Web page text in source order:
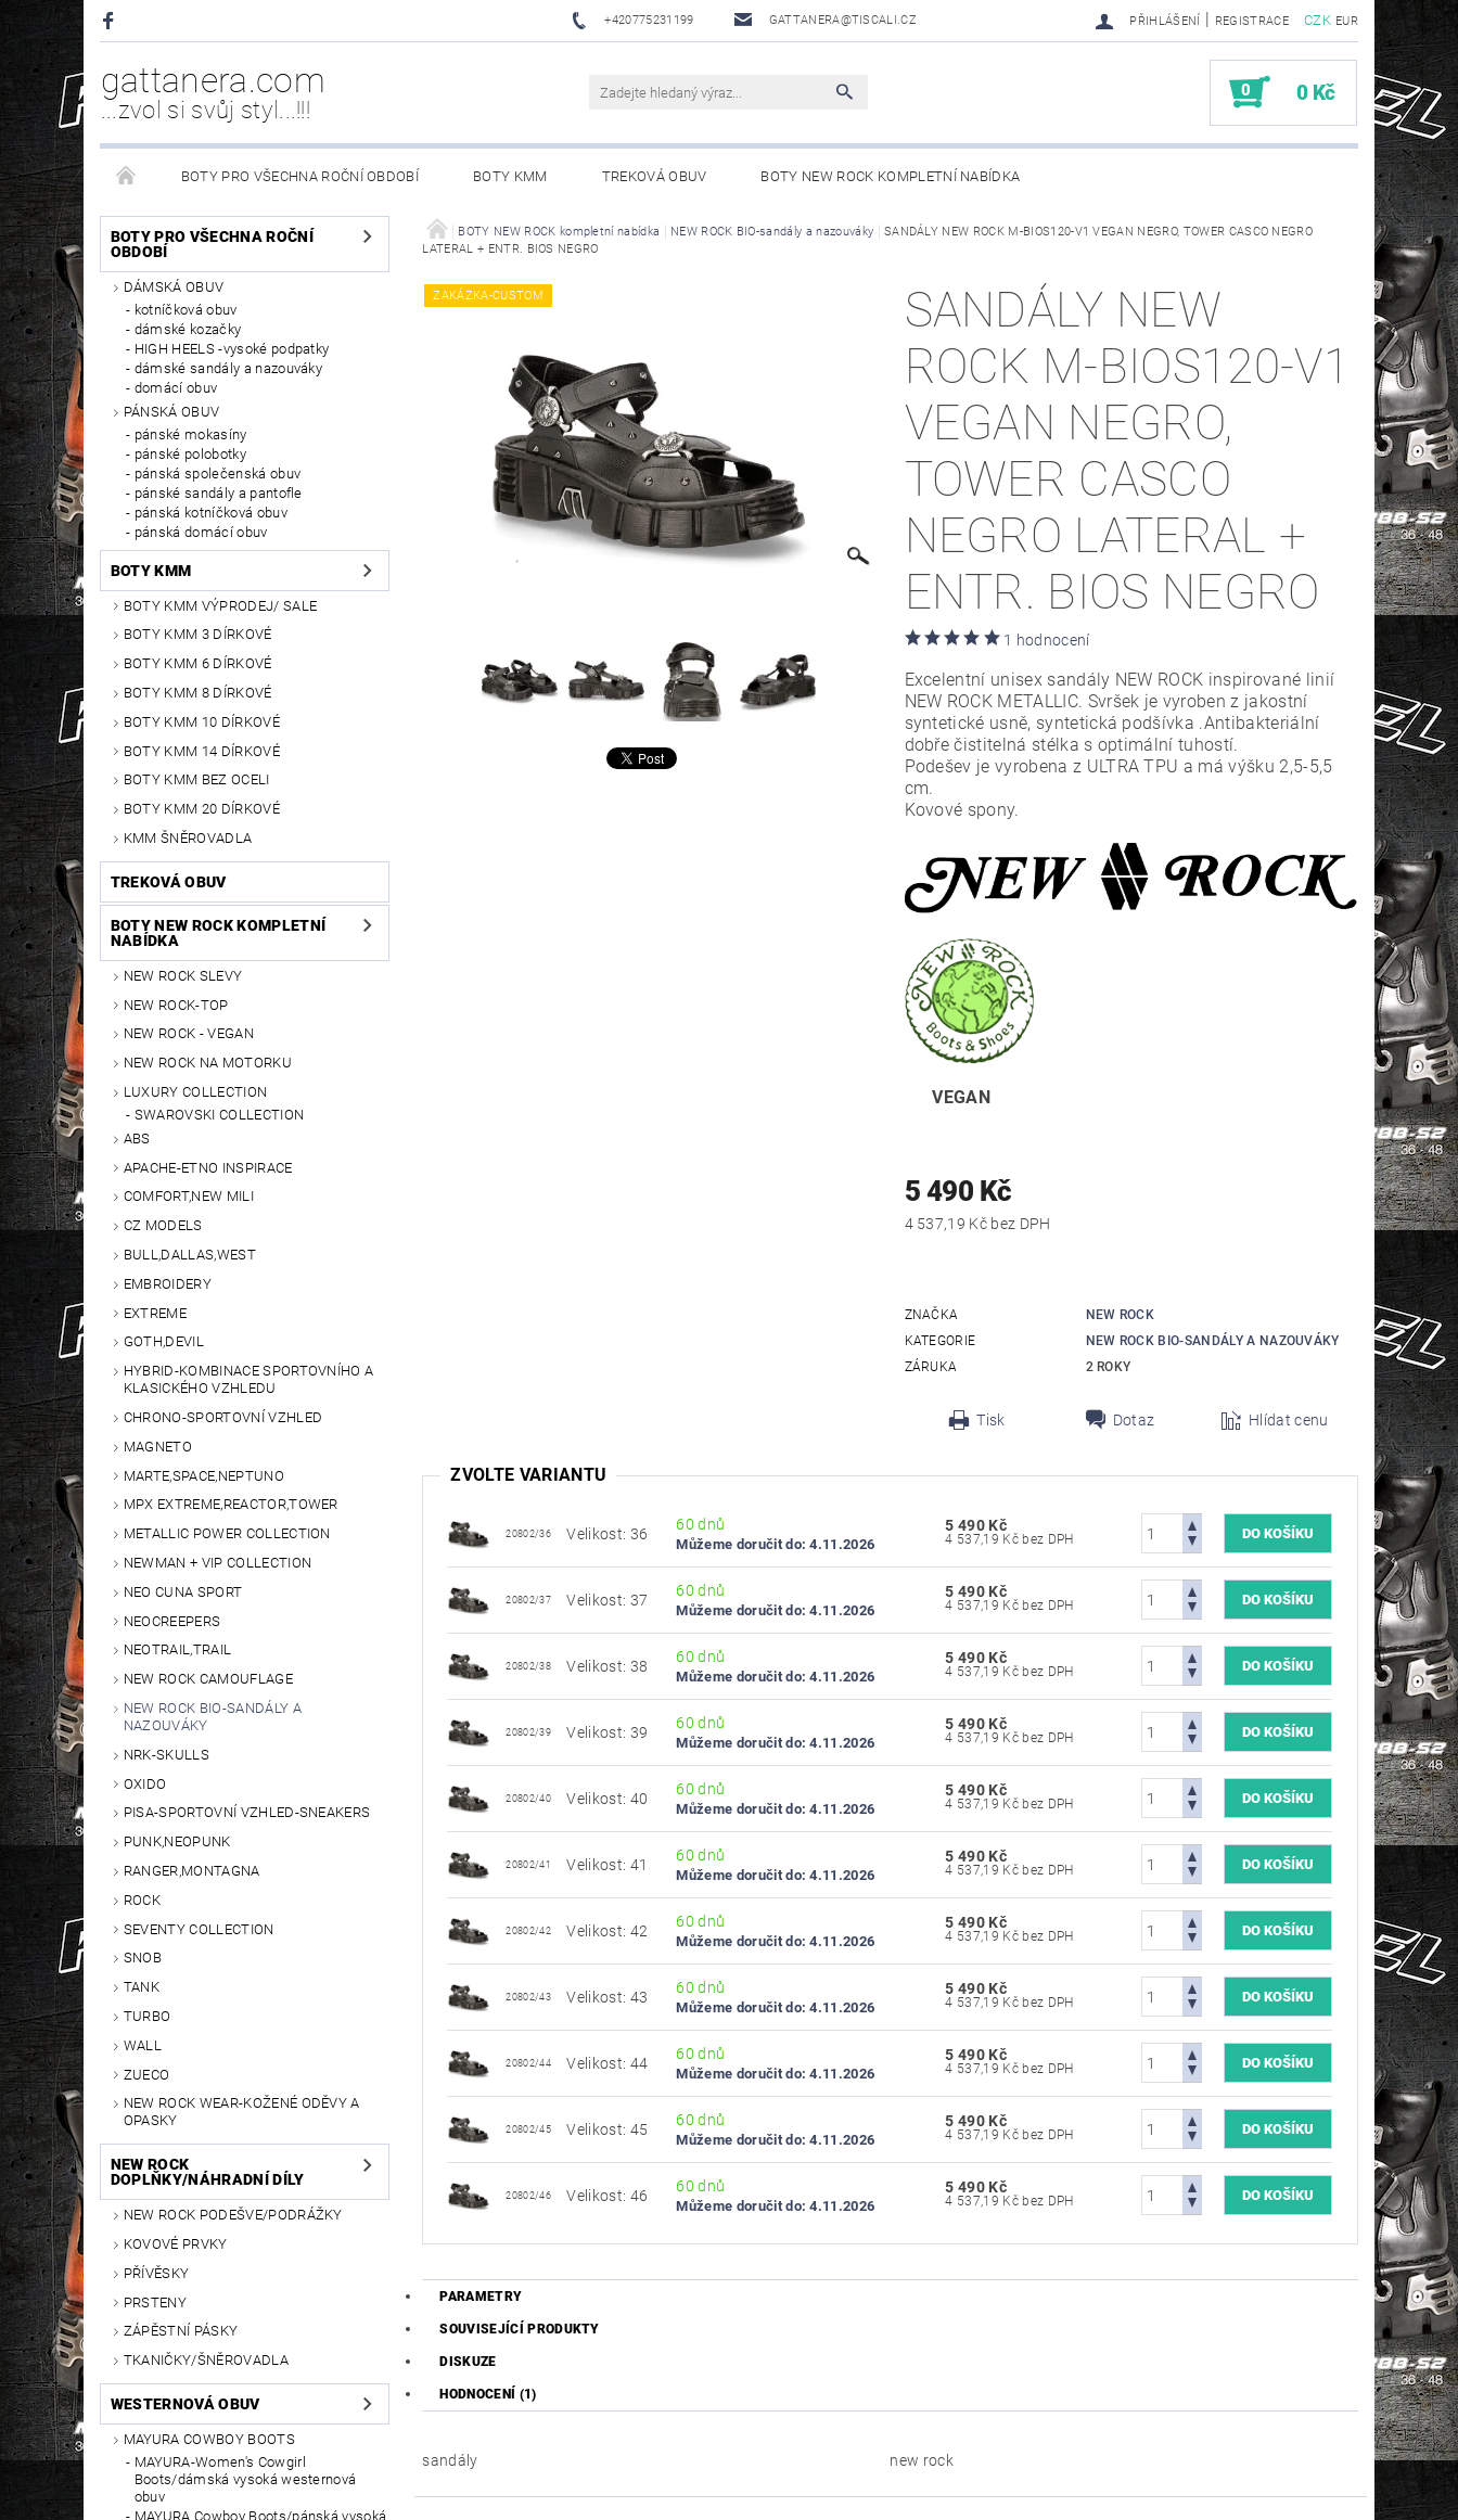
+420775231199 GATTANERA@TISCALI.CZ CZK EUR
PŘIHLÁŠENÍ | REGISTRACE
gattanera.com
...zvol si svůj styl...!!!
0 0 Kč
BOTY PRO VŠECHNA ROČNÍ OBDOBÍ BOTY KMM TREKOVÁ OBUV BOTY NEW ROCK KOMPLETNÍ NABÍDKA
NEW ROCK DOPLŇKY/NÁHRADNÍ DÍLY WESTERNOVÁ OBUV WESTERN BELTS /WESTERNOVÉ OPASKY/ BOTY SENDRA-SENDRA HANDMADE BIKER BOOTS
PÉČE O OBUV
BOTY PRO VŠECHNA ROČNÍ
OBDOBÍ
DÁMSKÁ OBUV
kotníčková obuv
dámské kozačky
HIGH HEELS -vysoké podpatky
dámské sandály a nazouváky
domácí obuv
PÁNSKÁ OBUV
pánské mokasíny
pánské polobotky
pánská společenská obuv
pánské sandály a pantofle
pánská kotníčková obuv
pánská domácí obuv
BOTY KMM
BOTY KMM VÝPRODEJ/ SALE
BOTY KMM 3 DÍRKOVÉ
BOTY KMM 6 DÍRKOVÉ
BOTY KMM 8 DÍRKOVÉ
BOTY KMM 10 DÍRKOVÉ
BOTY KMM 14 DÍRKOVÉ
BOTY KMM BEZ OCELI
BOTY KMM 20 DÍRKOVÉ
KMM ŠNĚROVADLA
TREKOVÁ OBUV
BOTY NEW ROCK KOMPLETNÍ
NABÍDKA
NEW ROCK SLEVY
NEW ROCK-TOP
NEW ROCK - VEGAN
NEW ROCK NA MOTORKU
LUXURY COLLECTION
SWAROVSKI COLLECTION
ABS
APACHE-ETNO INSPIRACE
COMFORT,NEW MILI
CZ MODELS
BULL,DALLAS,WEST
EMBROIDERY
EXTREME
GOTH,DEVIL
HYBRID-KOMBINACE SPORTOVNÍHO A
KLASICKÉHO VZHLEDU
CHRONO-SPORTOVNÍ VZHLED
MAGNETO
MARTE,SPACE,NEPTUNO
MPX EXTREME,REACTOR,TOWER
METALLIC POWER COLLECTION
NEWMAN + VIP COLLECTION
NEO CUNA SPORT
NEOCREEPERS
NEOTRAIL,TRAIL
NEW ROCK CAMOUFLAGE
NEW ROCK BIO-SANDÁLY A
NAZOUVÁKY
NRK-SKULLS
OXIDO
PISA-SPORTOVNÍ VZHLED-SNEAKERS
PUNK,NEOPUNK
RANGER,MONTAGNA
ROCK
SEVENTY COLLECTION
SNOB
TANK
TURBO
WALL
ZUECO
NEW ROCK WEAR-KOŽENÉ ODĚVY A
OPASKY
NEW ROCK
DOPLŇKY/NÁHRADNÍ DÍLY
NEW ROCK PODEŠVE/PODRÁŽKY
KOVOVÉ PRVKY
PŘÍVĚSKY
PRSTENY
ZÁPĚSTNÍ PÁSKY
TKANIČKY/ŠNĚROVADLA
WESTERNOVÁ OBUV
MAYURA COWBOY BOOTS
MAYURA-Women's Cowgirl
Boots/dámská vysoká westernová
obuv
MAYURA Cowboy Boots/pánská vysoká
BOTY NEW ROCK kompletní nabídka NEW ROCK BIO-sandály a nazouváky
SANDÁLY NEW ROCK M-BIOS120-V1 VEGAN NEGRO, TOWER CASCO NEGRO
LATERAL + ENTR. BIOS NEGRO
ZAKÁZKA-CUSTOM
SANDÁLY NEW
ROCK M-BIOS120-V1
VEGAN NEGRO,
TOWER CASCO
NEGRO LATERAL +
ENTR. BIOS NEGRO
1 hodnocení
Excelentní unisex sandály NEW ROCK inspirované linií
NEW ROCK METALLIC. Svršek je vyroben z jakostní
syntetické usně, syntetická podšívka .Antibakteriální
dobře čistitelná stélka s optimální tuhostí.
Podešev je vyrobena z ULTRA TPU a má výšku 2,5-5,5
cm.
Kovové spony.
VEGAN
5 490 Kč
4 537,19 Kč bez DPH
ZNAČKA
NEW ROCK
KATEGORIE
NEW ROCK BIO-SANDÁLY A NAZOUVÁKY
ZÁRUKA
2 ROKY
Tisk Dotaz Hlídat cenu
ZVOLTE VARIANTU
20802/36 Velikost: 36
60 dnů
Můžeme doručit do: 4.11.2026
5 490 Kč
4 537,19 Kč bez DPH
20802/37 Velikost: 37
60 dnů
Můžeme doručit do: 4.11.2026
5 490 Kč
4 537,19 Kč bez DPH
20802/38 Velikost: 38
60 dnů
Můžeme doručit do: 4.11.2026
5 490 Kč
4 537,19 Kč bez DPH
20802/39 Velikost: 39
60 dnů
Můžeme doručit do: 4.11.2026
5 490 Kč
4 537,19 Kč bez DPH
20802/40 Velikost: 40
60 dnů
Můžeme doručit do: 4.11.2026
5 490 Kč
4 537,19 Kč bez DPH
20802/41 Velikost: 41
60 dnů
Můžeme doručit do: 4.11.2026
5 490 Kč
4 537,19 Kč bez DPH
20802/42 Velikost: 42
60 dnů
Můžeme doručit do: 4.11.2026
5 490 Kč
4 537,19 Kč bez DPH
20802/43 Velikost: 43
60 dnů
Můžeme doručit do: 4.11.2026
5 490 Kč
4 537,19 Kč bez DPH
20802/44 Velikost: 44
60 dnů
Můžeme doručit do: 4.11.2026
5 490 Kč
4 537,19 Kč bez DPH
20802/45 Velikost: 45
60 dnů
Můžeme doručit do: 4.11.2026
5 490 Kč
4 537,19 Kč bez DPH
20802/46 Velikost: 46
60 dnů
Můžeme doručit do: 4.11.2026
5 490 Kč
4 537,19 Kč bez DPH
PARAMETRY
SOUVISEJÍCÍ PRODUKTY
DISKUZE
HODNOCENÍ (1)
sandály new rock